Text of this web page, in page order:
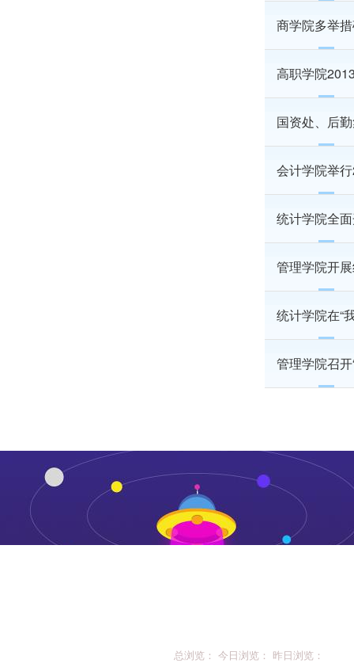
商学院多举
高职学院
国资处、后
会计学院举
统计学院全
管理学院开
统计学院在“
管理学院召
总浏览： 今日浏览： 昨日浏览：